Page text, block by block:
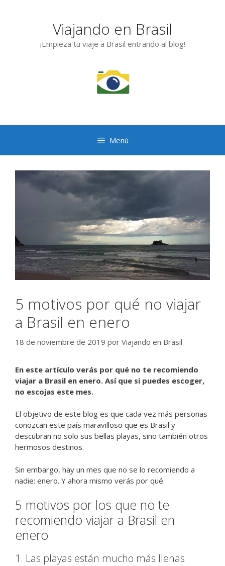
Viajando en Brasil
¡Empieza tu viaje a Brasil entrando al blog!
Menú
5 motivos por qué no viajar
a Brasil en enero
18 de noviembre de 2019 por Viajando en Brasil
En este artículo verás por qué no te recomiendo
viajar a Brasil en enero. Así que si puedes escoger,
no escojas este mes.
El objetivo de este blog es que cada vez más personas
conozcan este país maravilloso que es Brasil y
descubran no solo sus bellas playas, sino también otros
hermosos destinos.
Sin embargo, hay un mes que no se lo recomiendo a
nadie: enero. Y ahora mismo verás por qué.
5 motivos por los que no te
recomiendo viajar a Brasil en
enero
1. Las playas están mucho más llenas